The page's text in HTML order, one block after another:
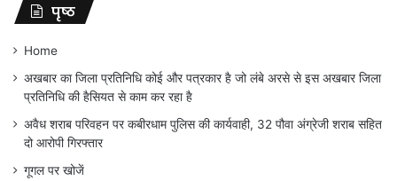
पृष्ठ
Home
अखबार का जिला प्रतिनिधि कोई और पत्रकार है जो लंबे अरसे से इस अखबार जिला
प्रतिनिधि की हैसियत से काम कर रहा है
अवैध शराब परिवहन पर कबीरधाम पुलिस की कार्यवाही, 32 पौवा अंग्रेजी शराब सहित
दो आरोपी गिरफ्तार
गूगल पर खोजें